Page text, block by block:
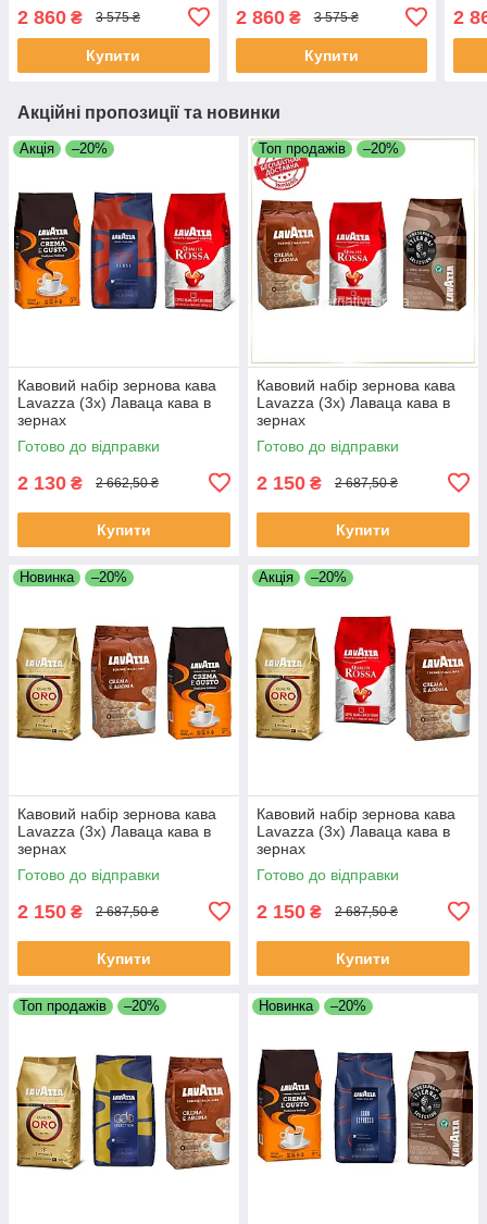
2 860 ₴ 3 575 ₴
Купити
2 860₴ 3 575 ₴
Купити
2
Акційні пропозиції та новинки
Акція –20%
Кавовий набір зернова кава
Lavazza (3х) Лаваца кава в
зернах
Готово до відправки
2 130 ₴ 2 662,50 ₴
Купити
Топ продажів –20%
Кавовий набір зернова кава
Lavazza (3х) Лаваца кава в
зернах
Готово до відправки
2 150 ₴ 2 687,50 ₴
Купити
Новинка –20%
Кавовий набір зернова кава
Lavazza (3х) Лаваца кава в
зернах
Готово до відправки
2 150 ₴ 2 687,50 ₴
Купити
Акція –20%
Кавовий набір зернова кава
Lavazza (3х) Лаваца кава в
зернах
Готово до відправки
2 150 ₴ 2 687,50 ₴
Купити
Топ продажів –20% Новинка –20%